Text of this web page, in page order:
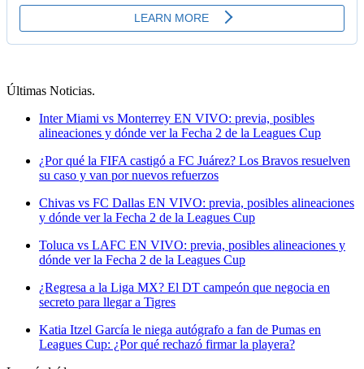
Últimas Noticias.
Inter Miami vs Monterrey EN VIVO: previa, posibles
alineaciones y dónde ver la Fecha 2 de la Leagues Cup
¿Por qué la FIFA castigó a FC Juárez? Los Bravos resuelven
su caso y van por nuevos refuerzos
Chivas vs FC Dallas EN VIVO: previa, posibles alineaciones
y dónde ver la Fecha 2 de la Leagues Cup
Toluca vs LAFC EN VIVO: previa, posibles alineaciones y
dónde ver la Fecha 2 de la Leagues Cup
¿Regresa a la Liga MX? El DT campeón que negocia en
secreto para llegar a Tigres
Katia Itzel García le niega autógrafo a fan de Pumas en
Leagues Cup: ¿Por qué rechazó firmar la playera?